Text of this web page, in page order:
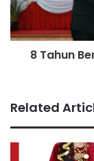
8 Tahun
Related